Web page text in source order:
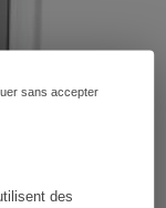
des
sans accepter